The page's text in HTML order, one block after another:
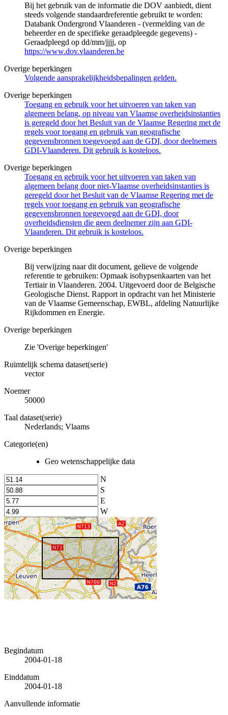
Bij het gebruik van de informatie die DOV aanbiedt, dient
steeds volgende standaardreferentie gebruikt te worden:
Databank Ondergrond Vlaanderen - (vermelding van de
beheerder en de specifieke geraadpleegde gegevens) -
Geraadpleegd op dd/mm/jjjj, op
https://www.dov.vlaanderen.be
Overige beperkingen
Volgende aansprakelijkheidsbepalingen gelden.
Overige beperkingen
Toegang en gebruik voor het uitvoeren van taken van
algemeen belang, op niveau van Vlaamse overheidsinstanties
is geregeld door het Besluit van de Vlaamse Regering met de
regels voor toegang en gebruik van geografische
gegevensbronnen toegevoegd aan de GDI, door deelnemers
GDI-Vlaanderen. Dit gebruik is kosteloos.
Overige beperkingen
Toegang en gebruik voor het uitvoeren van taken van
algemeen belang door niet-Vlaamse overheidsinstanties is
geregeld door het Besluit van de Vlaamse Regering met de
regels voor toegang en gebruik van geografische
gegevensbronnen toegevoegd aan de GDI, door
overheidsdiensten die geen deelnemer zijn aan GDI-
Vlaanderen. Dit gebruik is kosteloos.
Overige beperkingen
Bij verwijzing naar dit document, gelieve de volgende
referentie te gebruiken: Opmaak isohypsenkaarten van het
Tertiair in Vlaanderen. 2004. Uitgevoerd door de Belgische
Geologische Dienst. Rapport in opdracht van het Ministerie
van de Vlaamse Gemeenschap, EWBL, afdeling Natuurlijke
Rijkdommen en Energie.
Overige beperkingen
Zie 'Overige beperkingen'
Ruimtelijk schema dataset(serie)
vector
Noemer
50000
Taal dataset(serie)
Nederlands; Vlaams
Categorie(en)
Geo wetenschappelijke data
N
S
E
W
Begindatum
2004-01-18
Einddatum
2004-01-18
Aanvullende informatie